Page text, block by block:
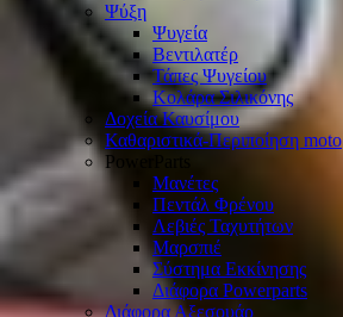
Ψύξη
Ψυγεία
Βεντιλατέρ
Τάπες Ψυγείου
Κολάρα Σιλικόνης
Δοχεία Καυσίμου
Καθαριστικά-Περιποίηση moto
PowerParts
Μανέτες
Πεντάλ Φρένου
Λεβιές Ταχυτήτων
Μαρσπιέ
Σύστημα Εκκίνησης
Διάφορα Powerparts
Διάφορα Αξεσουάρ